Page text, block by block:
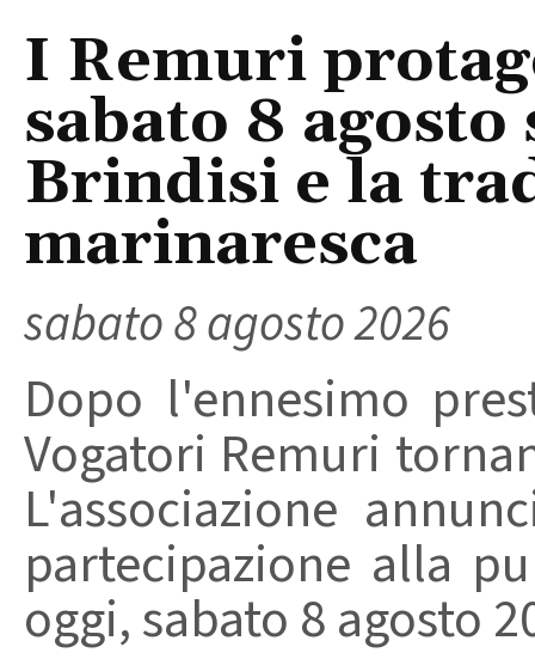
I Remuri
sabato 8
Brindisi e la
marinaresca
sabato 8 agosto 2026
Dopo l'ennesimo
Vogatori Remuri
L'associazione
partecipazione alla
oggi, sabato 8 agosto